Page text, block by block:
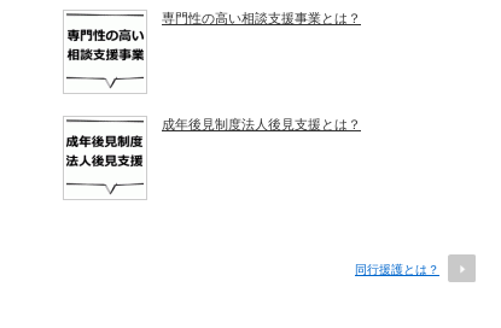
専門性の高い相談支援事業とは？
成年後見制度法人後見支援とは？
同行援護とは？